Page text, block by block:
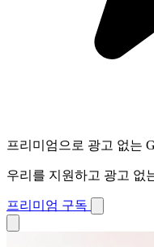
프리미엄으로 광고 없는
우리를 지원하고 광고 없
프리미엄 구독